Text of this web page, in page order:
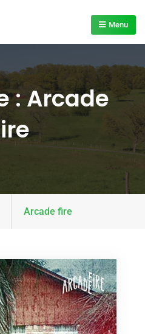
Menu
:Arcade
Posts
Arcade fire